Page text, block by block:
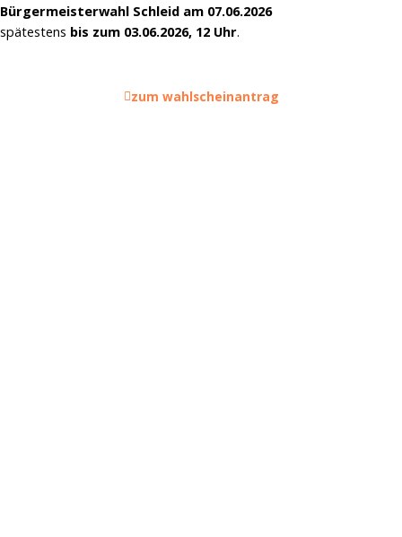
Bürgermeisterwahl Schleid am 07.06.2026
spätestens bis zum 03.06.2026, 12 Uhr.
zum wahlscheinantrag